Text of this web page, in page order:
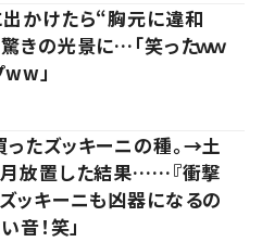
出かけたら“胸元に違和
きの光景に…「笑ったｗｗ
ww」
ったズッキーニの種。→土
月放置した結果……『衝撃
ズッキーニも凶器になるの
音！笑」